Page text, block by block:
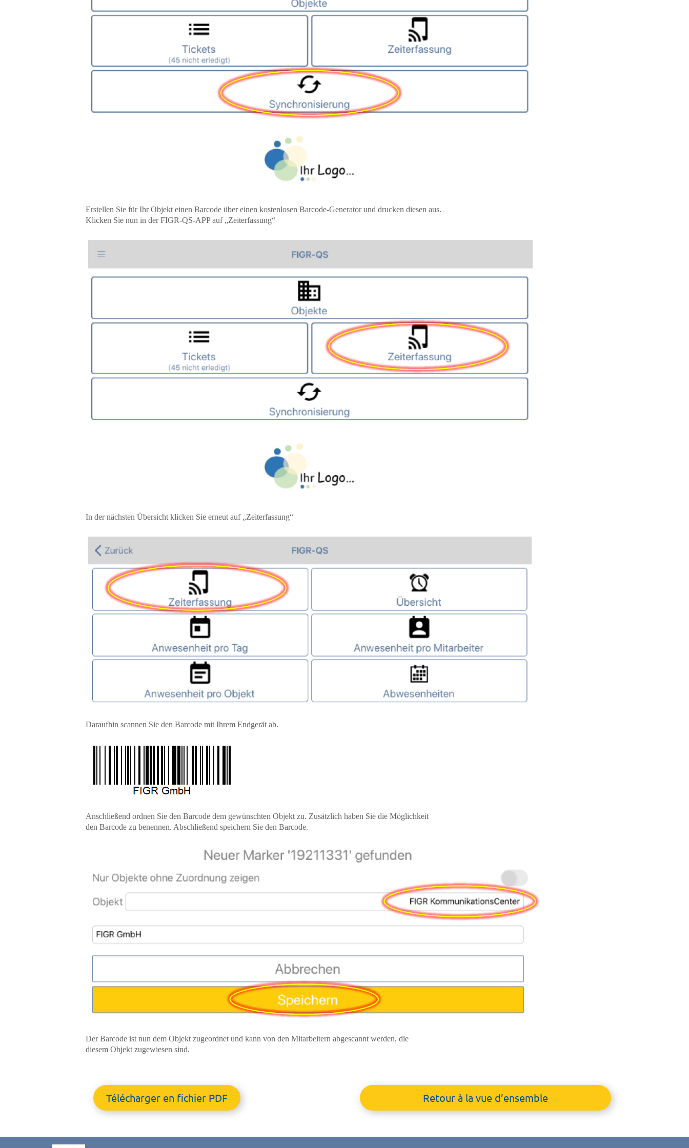
Erstellen Sie für Ihr Objekt einen Barcode über einen kostenlosen Barcode-Generator und drucken diesen aus.
Klicken Sie nun in der FIGR-QS-APP auf „Zeiterfassung“
In der nächsten Übersicht klicken Sie erneut auf „Zeiterfassung“
Daraufhin scannen Sie den Barcode mit Ihrem Endgerät ab.
Anschließend ordnen Sie den Barcode dem gewünschten Objekt zu. Zusätzlich haben Sie die Möglichkeit
den Barcode zu benennen. Abschließend speichern Sie den Barcode.
Der Barcode ist nun dem Objekt zugeordnet und kann von den Mitarbeitern abgescannt werden, die
diesem Objekt zugewiesen sind.
Télécharger en fichier PDF Retour à la vue d’ensemble